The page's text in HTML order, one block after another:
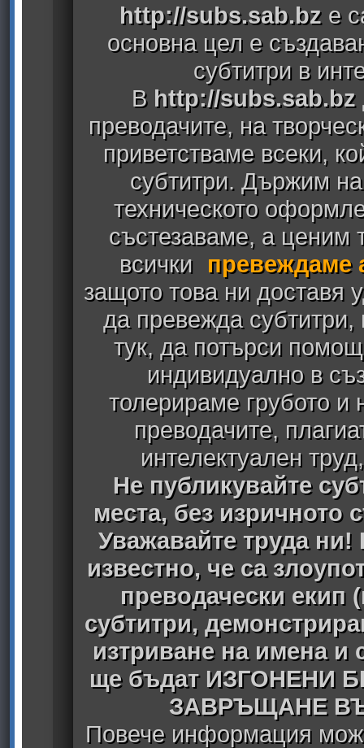
http://subs.sab.bz е
основна цел е
субтитри в
В http://subs.sab.bz
преводачите, на
приветстваме всеки,
субтитри. Държим
техническото
състезаваме, а ценим
всички
превеждаме
защото това ни доставя
да превежда
тук, да потърси
индивидуално в
толерираме грубото
преводачите,
интелектуален
Не публикувайте
места, без изричното
Уважавайте труда ни!
известно, че са
преводачески екип
субтитри,
изтриване на имена
ще бъдат ИЗГОНЕНИ
ЗАВРЪЩАНЕ
Повече информация